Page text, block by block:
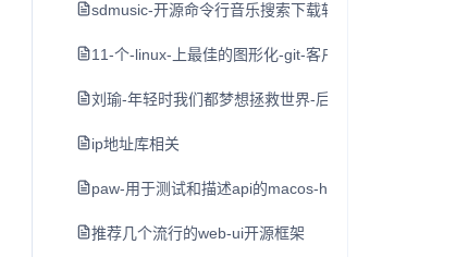
sdmusic-开源命令行音乐搜索下载软件
11-个-linux-上最佳的图形化-git-客户端
刘瑜-年轻时我们都梦想拯救世界-后来
ip地址库相关
paw-用于测试和描述api的macos-http客户端
推荐几个流行的web-ui开源框架